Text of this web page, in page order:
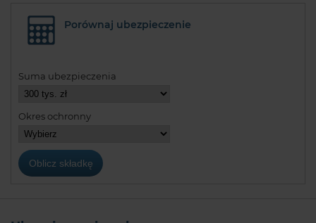
Porównaj ubezpieczenie
Suma ubezpieczenia
Okres ochronny